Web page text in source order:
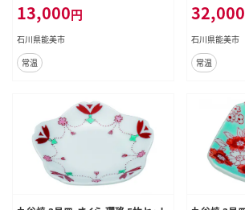
13,000円
石川県能美市
常温
32,000
石川県能美市
常温